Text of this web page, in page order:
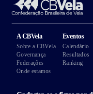
A CBVela
Sobre a CBVela
Governança
Federações
Onde estamos
Eventos
Calendário
Resultados
Ranking